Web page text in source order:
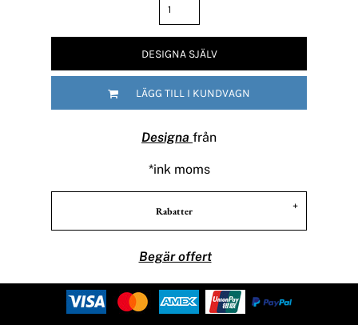
DESIGNA SJÄLV
LÄGG TILL I KUNDVAGN
Designa från
*ink moms
Rabatter
Begär offert